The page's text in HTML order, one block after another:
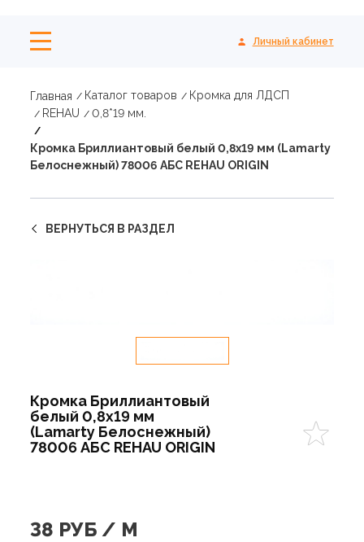
Личный кабинет
Главная Каталог товаров
Кромка для ЛДСП
REHAU
0,8*19 мм.
Кромка Бриллиантовый белый 0,8х19 мм (Lamarty
Белоснежный) 78006 АБС REHAU ORIGIN
ВЕРНУТЬСЯ В РАЗДЕЛ
Кромка Бриллиантовый
белый 0,8х19 мм
(Lamarty Белоснежный)
78006 АБС REHAU ORIGIN
38 РУБ / М